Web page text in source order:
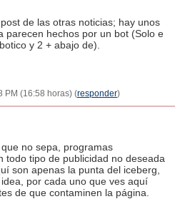
de las otras noticias; hay unos
parecen hechos por un bot (Solo e
y 2 + abajo de).
PM (16:58 horas) (responder)
no sepa, programas
todo tipo de publicidad no deseada
son apenas la punta del iceberg,
por cada uno que ves aquí
de que contaminen la página.